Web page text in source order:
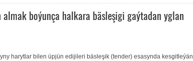
boýunça halkara bäsleşigi gaýtadan yglan
harytlar bilen üpjün edijileri bäsleşik (tender) esasynda kesgitleýän